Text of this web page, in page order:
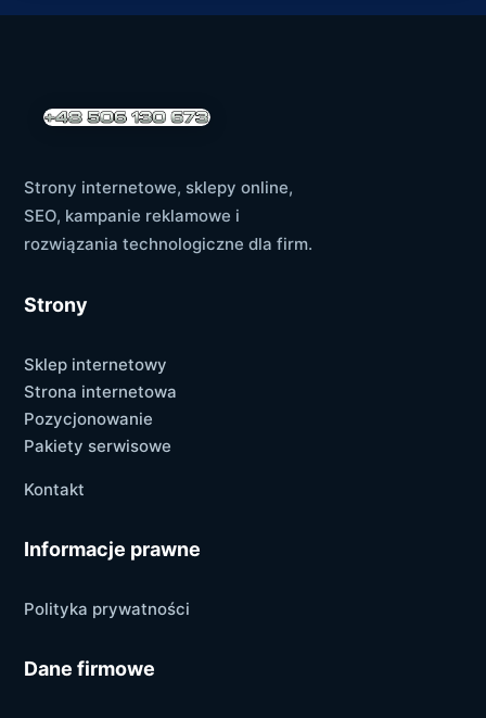
Strony internetowe, sklepy online,
SEO, kampanie reklamowe i
rozwiązania technologiczne dla firm.
Strony
Sklep internetowy
Strona internetowa
Pozycjonowanie
Pakiety serwisowe
Kontakt
Informacje prawne
Polityka prywatności
Dane firmowe